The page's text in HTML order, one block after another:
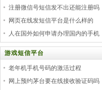
注册微信号短信发不出还能注册吗
网页在线发短信平台是什么样的
人在国外如何申请办理国内的手机
游戏短信平台
老年机手机号码的激活过程
网上预约茅台要在线接收验证码吗